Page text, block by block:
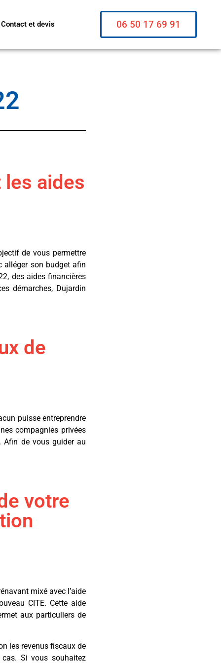
Contact et devis 06 50 17 69 91
aides
de vous permettre
alléger son budget afin
des aides financières
démarches, Dujardin
de
puisse entreprendre
compagnies privées
Afin de vous guider au
votre
mixé avec l’aide
CITE. Cette aide
aux particuliers de
les revenus fiscaux de
Si vous souhaitez